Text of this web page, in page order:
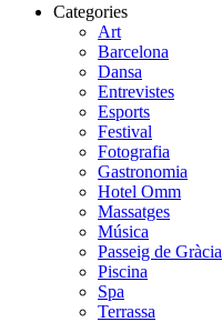
Categories
Art
Barcelona
Dansa
Entrevistes
Esports
Festival
Fotografia
Gastronomia
Hotel Omm
Massatges
Música
Passeig de Gràcia
Piscina
Spa
Terrassa